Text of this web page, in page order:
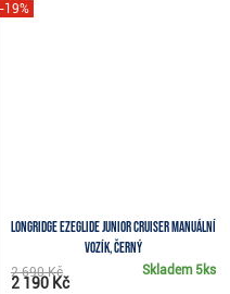
Longridge Ezeglide Junior Cruiser manuální
vozík, černý
-19%
Skladem 5ks
2 690 Kč
2 190 Kč